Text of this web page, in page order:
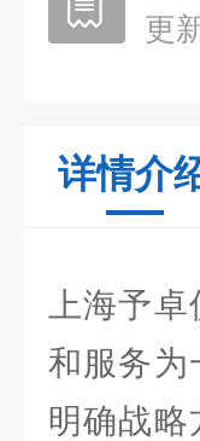
更
详情介
上海予
和服务为
明确战略